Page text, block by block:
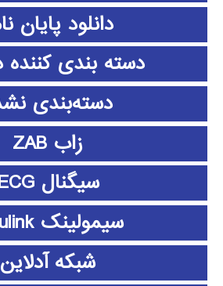
دانلود پايان
دسته بندی
دسته‌بندی
زاب ZAB
سیگنال ECG
سیمولینک simulink
شبکه آدلاین